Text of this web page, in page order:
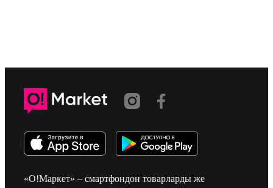
«О!Маркет» – смартфондон товарларды же